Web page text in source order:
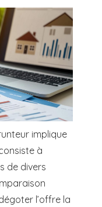
implique
à
de divers
l’offre la